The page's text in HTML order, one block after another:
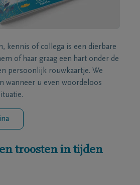
kennis of collega is een dierbare
of haar graag een hart onder de
persoonlijk rouwkaartje. We
wanneer u even woordeloos
troosten in tijden